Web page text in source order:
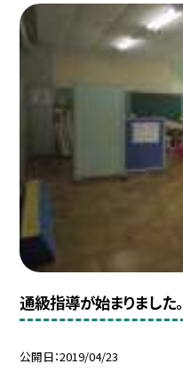
通級指導が始まりました。
公開日 2019/04/23